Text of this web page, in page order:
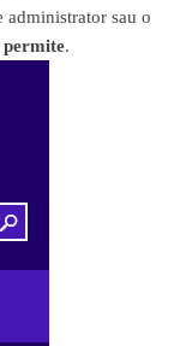
administrator sau o
permite.